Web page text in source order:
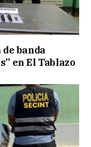
banda
en El Tablazo